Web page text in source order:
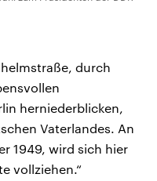
durch
herniederblicken,
Vaterlandes. An
1949, wird sich hier
vollziehen.“